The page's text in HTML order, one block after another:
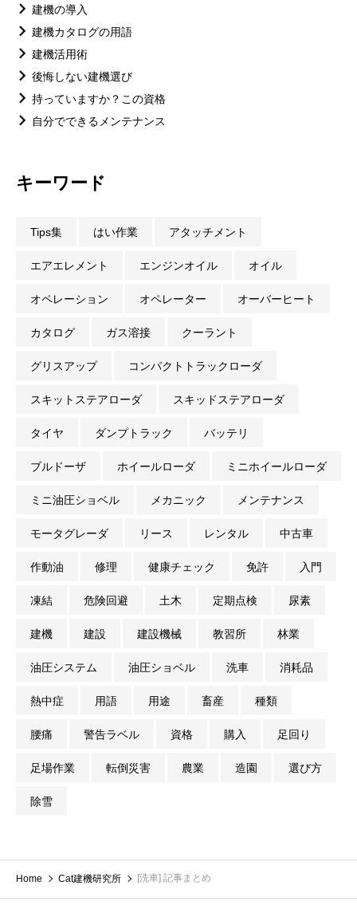
建機の導入
建機カタログの用語
建機活用術
後悔しない建機選び
持っていますか？この資格
自分でできるメンテナンス
キーワード
Tips集 はい作業 アタッチメント
エアエレメント エンジンオイル オイル
オペレーション オペレーター オーバーヒート
カタログ ガス溶接 クーラント
グリスアップ コンパクトトラックローダ
スキットステアローダ スキッドステアローダ
タイヤ ダンプトラック バッテリ
ブルドーザ ホイールローダ ミニホイールローダ
ミニ油圧ショベル メカニック メンテナンス
モータグレーダ リース レンタル 中古車
作動油 修理 健康チェック 免許 入門
凍結 危険回避 土木 定期点検 尿素
建機 建設 建設機械 教習所 林業
油圧システム 油圧ショベル 洗車 消耗品
熱中症 用語 用途 畜産 種類
腰痛 警告ラベル 資格 購入 足回り
足場作業 転倒災害 農業 造園 選び方
除雪
Home Cat建機研究所 [洗車] 記事まとめ